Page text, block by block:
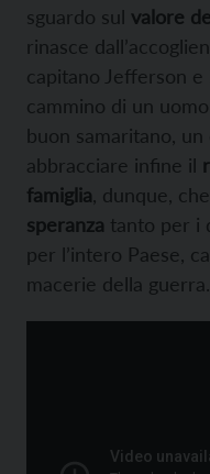
sguardo sul valore
rinasce
capitano Jefferson e
cammino di un
buon samaritano,
abbracciare infine il
famiglia , dunque,
speranza tanto per i
per l’intero Paese,
macerie della guerra.